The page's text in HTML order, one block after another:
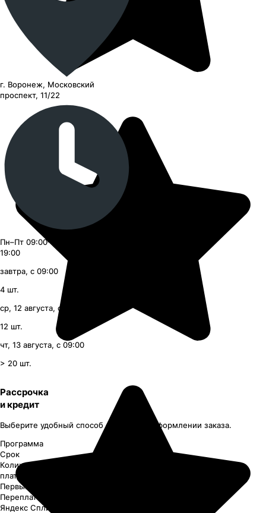
г. Воронеж, Московский
проспект, 11/22
Пн–Пт 09:00–20:00, Сб–Вс 09:00–
19:00
завтра, с 09:00
4 шт.
ср, 12 августа, с 09:00
12 шт.
чт, 13 августа, с 09:00
> 20 шт.
Рассрочка
и кредит
Выберите удобный способ оплаты при оформлении заказа.
Программа
Срок
Количество
платежей
Первый платеж
Переплата
Яндекс Сплит